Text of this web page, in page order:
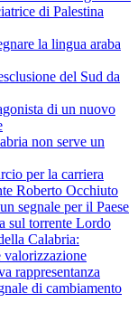
di Palestina
la lingua araba
del Sud da
di un nuovo
non serve un
per la carriera
Roberto Occhiuto
segnale per il Paese
sul torrente Lordo
Calabria:
valorizzazione
rappresentanza
di cambiamento